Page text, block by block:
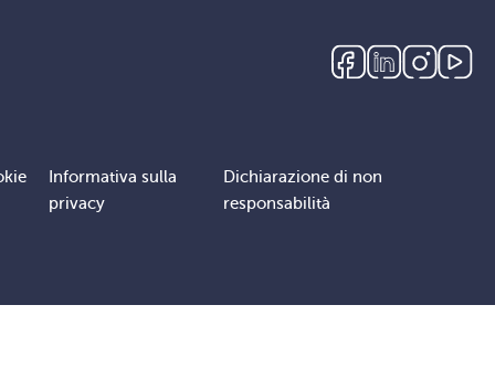
Informativa sulla
privacy
Dichiarazione di non
responsabilità